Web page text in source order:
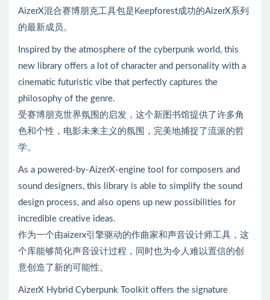
AizerX混合赛博朋克工具包是Keepforest成功的AizerX系列
的最新成员。
Inspired by the atmosphere of the cyberpunk world, this
new library offers a lot of character and personality with a
cinematic futuristic vibe that perfectly captures the
philosophy of the genre.
受赛博朋克世界氛围的启发，这个新图书馆提供了许多角
色和个性，电影未来主义的氛围，完美地捕捉了流派的哲
学。
As a powered-by-AizerX-engine tool for composers and
sound designers, this library is able to simplify the sound
design process, and also opens up new possibilities for
incredible creative ideas.
作为一个由aizerx引擎驱动的作曲家和声音设计师工具，这
个库能够简化声音设计过程，同时也为令人难以置信的创
意创造了新的可能性。
AizerX Hybrid Cyberpunk Toolkit offers the signature